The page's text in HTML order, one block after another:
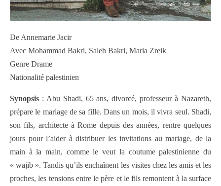
De Annemarie Jacir
Avec Mohammad Bakri, Saleh Bakri, Maria Zreik
Genre Drame
Nationalité palestinien
Synopsis : Abu Shadi, 65 ans, divorcé, professeur à Nazareth,
prépare le mariage de sa fille. Dans un mois, il vivra seul. Shadi,
son fils, architecte à Rome depuis des années, rentre quelques
jours pour l’aider à distribuer les invitations au mariage, de la
main à la main, comme le veut la coutume palestinienne du
« wajib ». Tandis qu’ils enchaînent les visites chez les amis et les
proches, les tensions entre le père et le fils remontent à la surface